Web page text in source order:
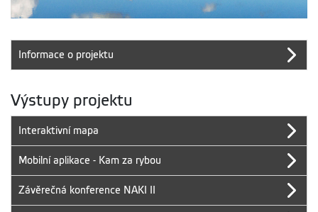
Informace o projektu
Výstupy projektu
Interaktivní mapa
Mobilní aplikace - Kam za rybou
Závěrečná konference NAKI II